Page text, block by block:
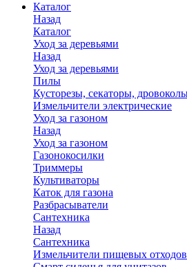
Каталог
Назад
Каталог
Уход за деревьями
Назад
Уход за деревьями
Пилы
Кусторезы, секаторы,
Измельчители электрические
Уход за газоном
Назад
Уход за газоном
Газонокосилки
Триммеры
Культиваторы
Каток для газона
Разбрасыватели
Сантехника
Назад
Сантехника
Измельчители пищевых отходов